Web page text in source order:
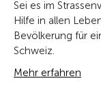
Sei es im
Hilfe in allen
Bevölkerung für
Schweiz.
Mehr erfahren